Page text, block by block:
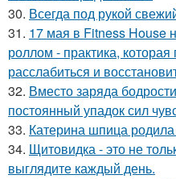
30. Всегда под рукой
31. 17 мая в Fitness House
роллом - практика,
расслабиться и
32. Вместо заряда
постоянный упадок сил
33. Катерина шпица
34. Щитовидка - это не
выглядите каждый день.